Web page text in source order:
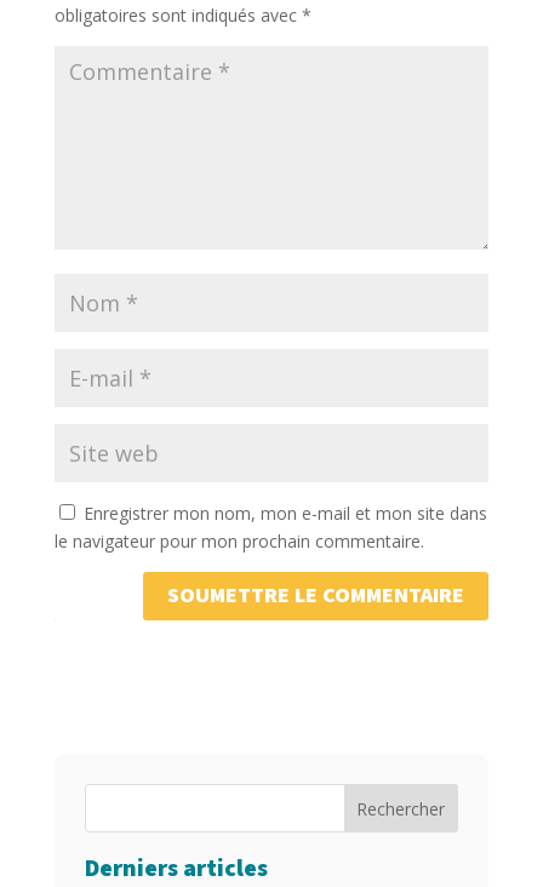
obligatoires sont indiqués avec *
Enregistrer mon nom, mon e-mail et mon site dans
le navigateur pour mon prochain commentaire.
SOUMETTRE LE COMMENTAIRE
Rechercher
Derniers articles